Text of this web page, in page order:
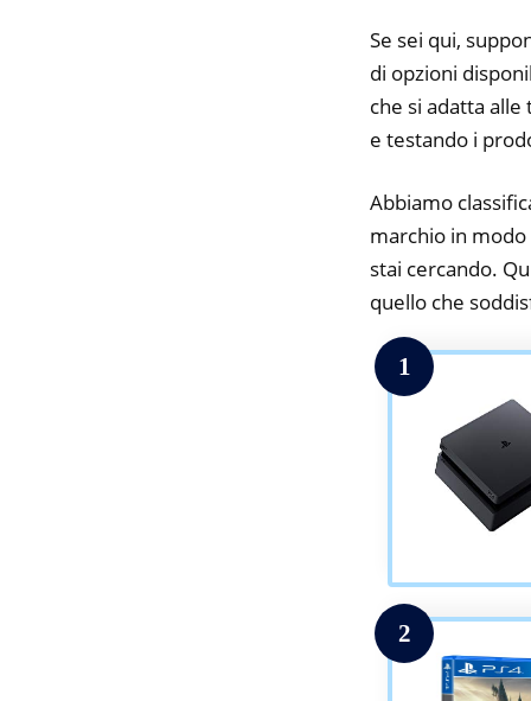
Se sei qui,
di opzioni
che si adatta
e testando i
Abbiamo
marchio in
stai cercando.
quello che
1
2